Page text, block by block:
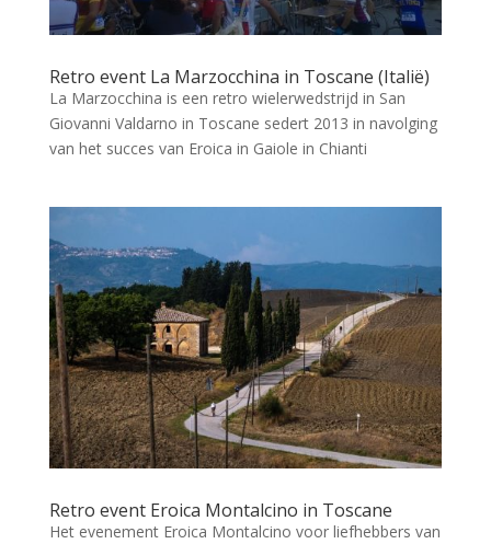
Retro event La Marzocchina in Toscane (Italië)
La Marzocchina is een retro wielerwedstrijd in San
Giovanni Valdarno in Toscane sedert 2013 in navolging
van het succes van Eroica in Gaiole in Chianti
Retro event Eroica Montalcino in Toscane
Het evenement Eroica Montalcino voor liefhebbers van